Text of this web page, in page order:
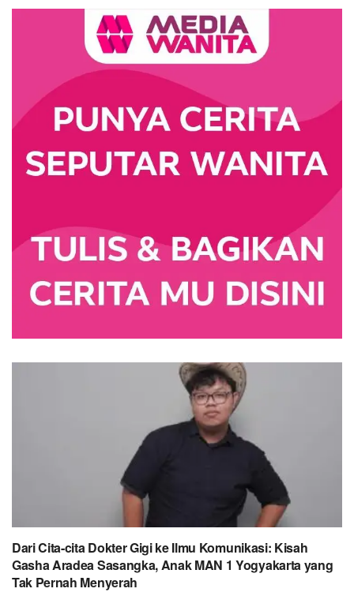
Dari Cita-cita Dokter Gigi ke Ilmu Komunikasi: Kisah
Gasha Aradea Sasangka, Anak MAN 1 Yogyakarta yang
Tak Pernah Menyerah